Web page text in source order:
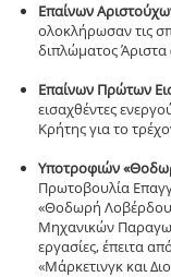
Επαίνων
ολοκλήρωσαν τις
διπλώματος Άριστα
Επαίνων Πρώτων
εισαχθέντες
Κρήτης για το
Υποτροφιών
Πρωτοβουλία
«Θοδωρή
Μηχανικών
εργασίες, έπειτα
«Μάρκετινγκ και